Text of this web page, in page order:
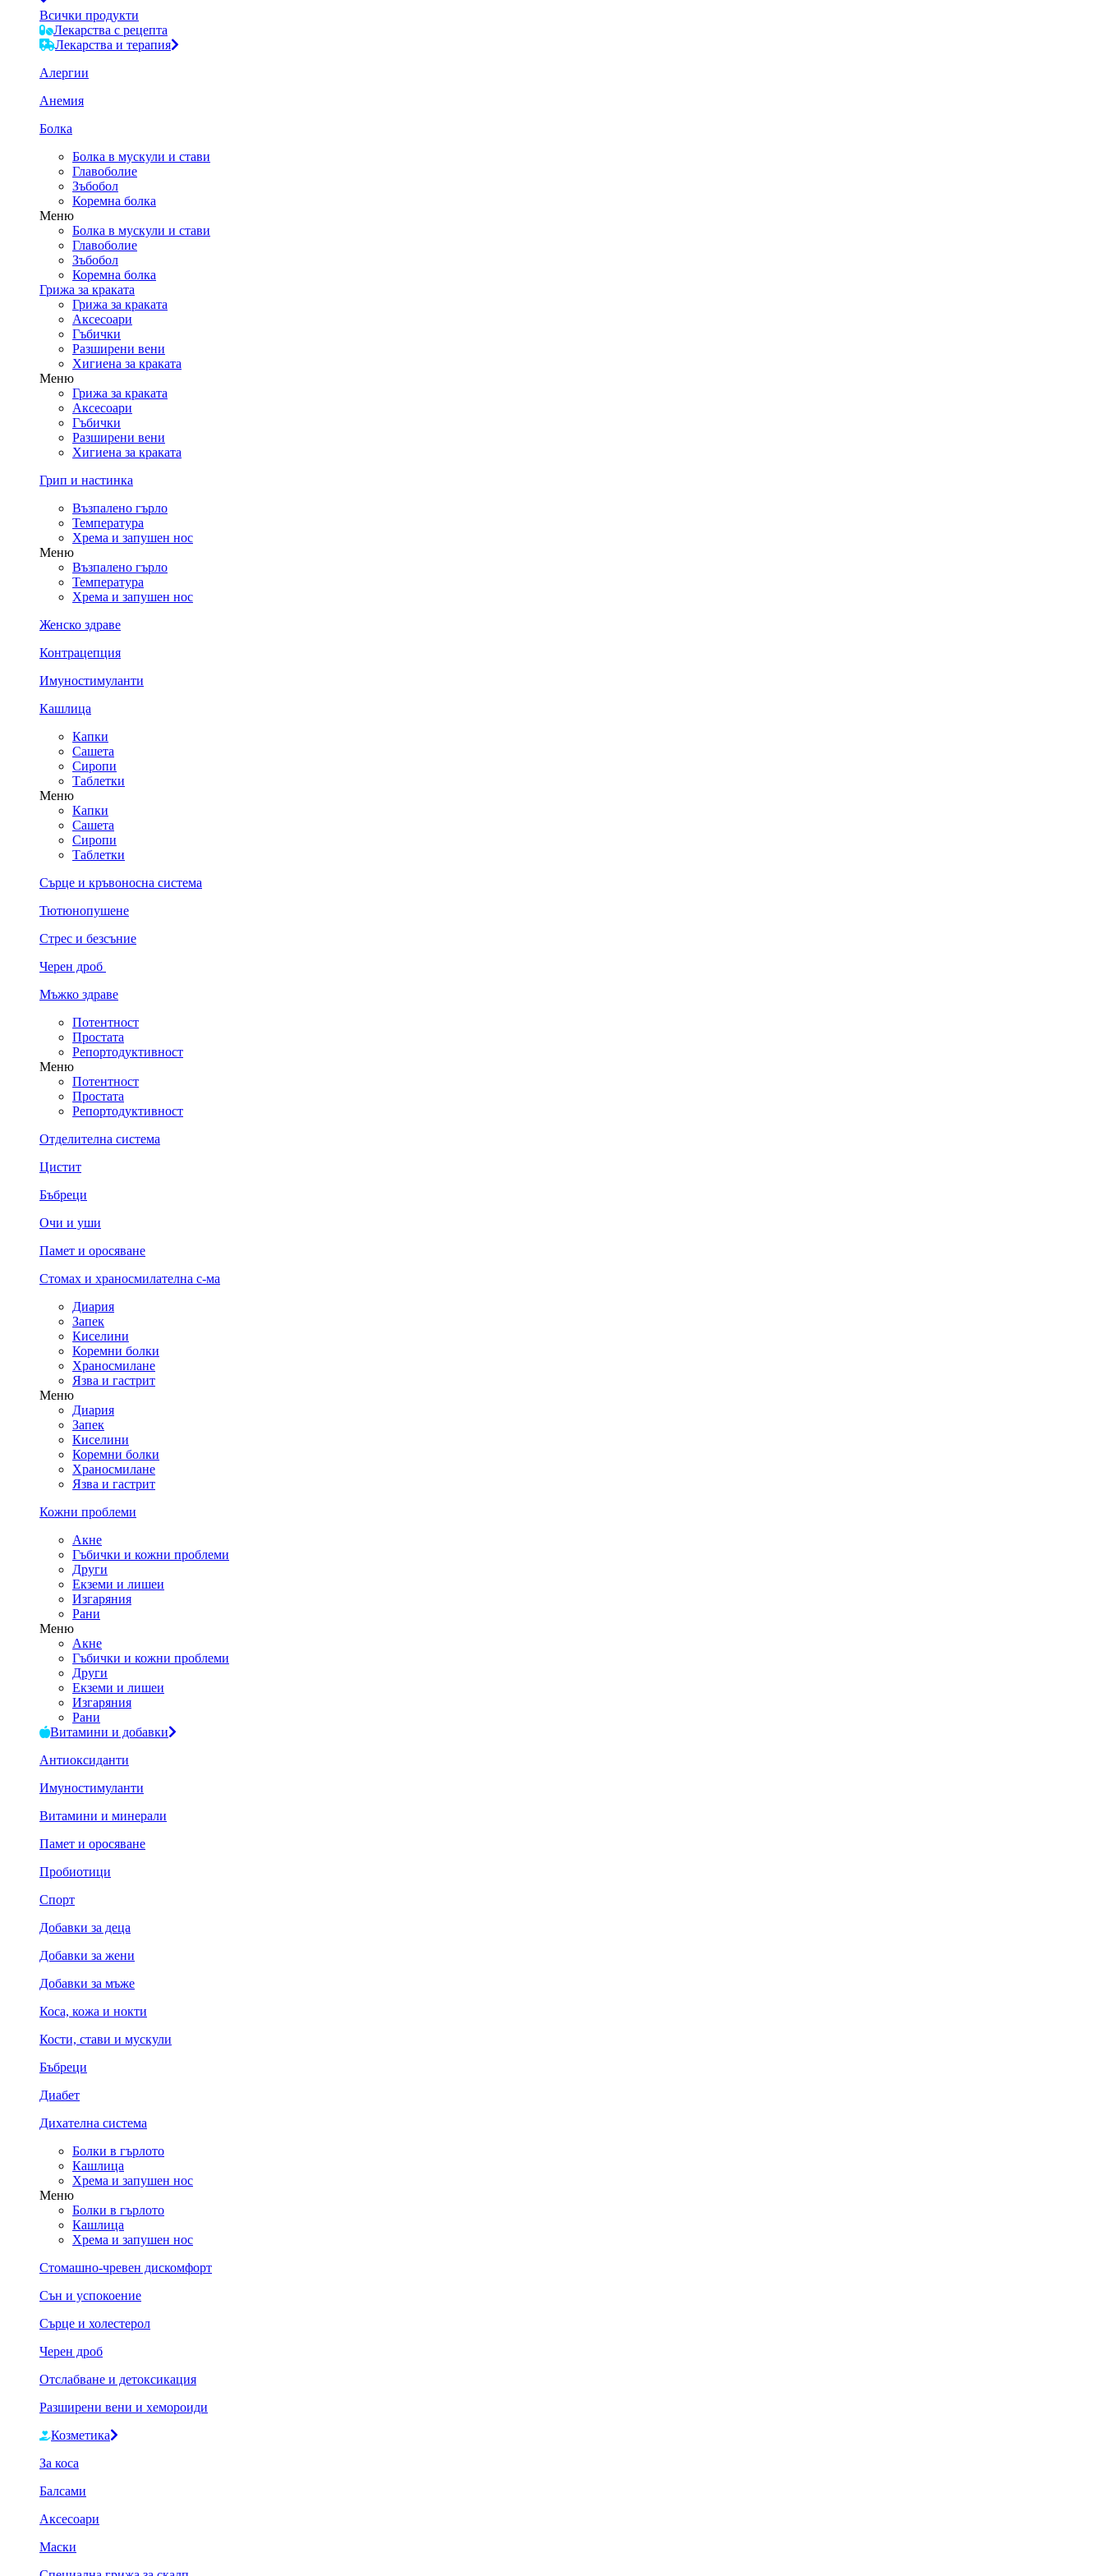
Всички продукти
Лекарства с рецепта
Лекарства и терапия
Алергии
Анемия
Болка
Болка в мускули и стави
Главоболие
Зъбобол
Коремна болка
Меню
Болка в мускули и стави
Главоболие
Зъбобол
Коремна болка
Грижа за краката
Грижа за краката
Аксесоари
Гъбички
Разширени вени
Хигиена за краката
Меню
Грижа за краката
Аксесоари
Гъбички
Разширени вени
Хигиена за краката
Грип и настинка
Възпалено гърло
Температура
Хрема и запушен нос
Меню
Възпалено гърло
Температура
Хрема и запушен нос
Женско здраве
Контрацепция
Имуностимуланти
Кашлица
Капки
Сашета
Сиропи
Таблетки
Меню
Капки
Сашета
Сиропи
Таблетки
Сърце и кръвоносна система
Тютюнопушене
Стрес и безсъние
Черен дроб
Мъжко здраве
Потентност
Простата
Репортодуктивност
Меню
Потентност
Простата
Репортодуктивност
Отделителна система
Цистит
Бъбреци
Очи и уши
Памет и оросяване
Стомах и храносмилателна с-ма
Диария
Запек
Киселини
Коремни болки
Храносмилане
Язва и гастрит
Меню
Диария
Запек
Киселини
Коремни болки
Храносмилане
Язва и гастрит
Кожни проблеми
Акне
Гъбички и кожни проблеми
Други
Екземи и лишеи
Изгаряния
Рани
Меню
Акне
Гъбички и кожни проблеми
Други
Екземи и лишеи
Изгаряния
Рани
Витамини и добавки
Антиоксиданти
Имуностимуланти
Витамини и минерали
Памет и оросяване
Пробиотици
Спорт
Добавки за деца
Добавки за жени
Добавки за мъже
Коса, кожа и нокти
Кости, стави и мускули
Бъбреци
Диабет
Дихателна система
Болки в гърлото
Кашлица
Хрема и запушен нос
Меню
Болки в гърлото
Кашлица
Хрема и запушен нос
Стомашно-чревен дискомфорт
Сън и успокоение
Сърце и холестерол
Черен дроб
Отслабване и детоксикация
Разширени вени и хемороиди
Козметика
За коса
Балсами
Аксесоари
Маски